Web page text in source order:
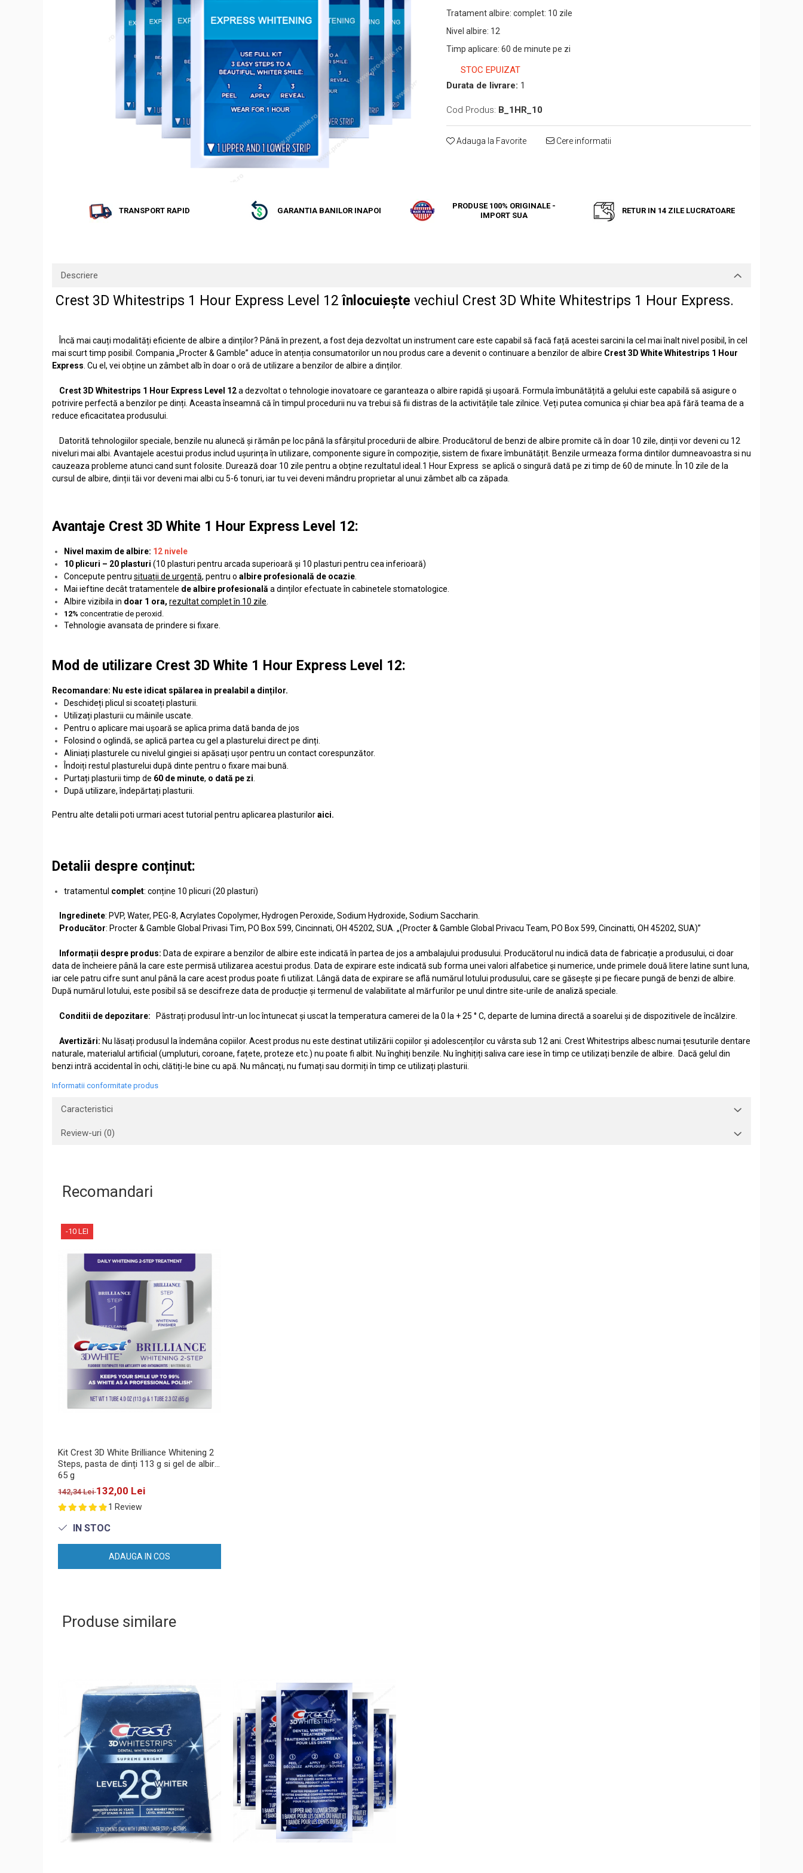
Tratament albire: complet: 10 zile
Nivel albire: 12
Timp aplicare: 60 de minute pe zi
STOC EPUIZAT
Durata de livrare: 1
Cod Produs: B_1HR_10
Adauga la Favorite Cere informatii
TRANSPORT RAPID GARANTIA BANILOR INAPOI
PRODUSE 100% ORIGINALE -
IMPORT SUA
RETUR IN 14 ZILE LUCRATOARE
Descriere
Crest 3D Whitestrips 1 Hour Express Level 12înlocuiește vechiul Crest 3D White Whitestrips 1 Hour Express.
Încă mai cauți modalități eficiente de albire a dinților? Până în prezent, a fost deja dezvoltat un instrument care este capabil să facă față acestei sarcini la cel mai înalt nivel posibil, în cel
mai scurt timp posibil. Compania „Procter & Gamble” aduce în atenția consumatorilor un nou produs care a devenit o continuare a benzilor de albire Crest 3D White Whitestrips 1 Hour
Express. Cu el, vei obține un zâmbet alb în doar o oră de utilizare a benzilor de albire a dinților.
Crest 3D Whitestrips 1 Hour Express Level 12a dezvoltat o tehnologie inovatoare ce garanteaza o albire rapidă și ușoară. Formula îmbunătățită a gelului este capabilă să asigure o
potrivire perfectă a benzilor pe dinți. Aceasta înseamnă că în timpul procedurii nu va trebui să fii distras de la activitățile tale zilnice. Veți putea comunica și chiar bea apă fără teama de a
reduce eficacitatea produsului.
Datorită tehnologiilor speciale, benzile nu alunecă și rămân pe loc până la sfârșitul procedurii de albire. Producătorul de benzi de albire promite că în doar 10 zile, dinții vor deveni cu 12
niveluri mai albi. Avantajele acestui produs includ ușurința în utilizare, componente sigure în compoziție, sistem de fixare îmbunătățit. Benzile urmeaza forma dintilor dumneavoastra si nu
cauzeaza probleme atunci cand sunt folosite. Durează doar 10 zile pentru a obține rezultatul ideal.1 Hour Express se aplică o singură dată pe zi timp de 60 de minute. În 10 zile de la
cursul de albire, dinții tăi vor deveni mai albi cu 5-6 tonuri, iar tu vei deveni mândru proprietar al unui zâmbet alb ca zăpada.
Avantaje Crest 3D White 1 Hour Express Level 12:
Nivel maxim de albire: 12 nivele
10 plicuri – 20 plasturi (10 plasturi pentru arcada superioară și 10 plasturi pentru cea inferioară)
Concepute pentru situații de urgență, pentru o albire profesională de ocazie.
Mai ieftine decât tratamentele de albire profesională a dinților efectuate în cabinetele stomatologice.
Albire vizibila in doar 1 ora, rezultat complet în 10 zile.
12% concentratie de peroxid.
Tehnologie avansata de prindere si fixare.
Mod de utilizare Crest 3D White 1 Hour Express Level 12:
Recomandare: Nu este idicat spălarea in prealabil a dinților.
Deschideți plicul si scoateți plasturii.
Utilizați plasturii cu mâinile uscate.
Pentru o aplicare mai ușoară se aplica prima dată banda de jos
Folosind o oglindă, se aplică partea cu gel a plasturelui direct pe dinți.
Aliniați plasturele cu nivelul gingiei si apăsați ușor pentru un contact corespunzător.
Îndoiți restul plasturelui după dinte pentru o fixare mai bună.
Purtați plasturii timp de 60 de minute, o dată pe zi.
După utilizare, îndepărtați plasturii.
Pentru alte detalii poti urmari acest tutorial pentru aplicarea plasturiloraici.
Detalii despre conținut:
tratamentul complet: conține 10 plicuri (20 plasturi)
Ingredinete: PVP, Water, PEG-8, Acrylates Copolymer, Hydrogen Peroxide, Sodium Hydroxide, Sodium Saccharin.
Producător: Procter & Gamble Global Privasi Tim, PO Box 599, Cincinnati, OH 45202, SUA. „(Procter & Gamble Global Privacu Team, PO Box 599, Cincinatti, OH 45202, SUA)”
Informații despre produs: Data de expirare a benzilor de albire este indicată în partea de jos a ambalajului produsului. Producătorul nu indică data de fabricație a produsului, ci doar
data de încheiere până la care este permisă utilizarea acestui produs. Data de expirare este indicată sub forma unei valori alfabetice și numerice, unde primele două litere latine sunt luna,
iar cele patru cifre sunt anul până la care acest produs poate fi utilizat. Lângă data de expirare se află numărul lotului produsului, care se găsește și pe fiecare pungă de benzi de albire.
După numărul lotului, este posibil să se descifreze data de producție și termenul de valabilitate al mărfurilor pe unul dintre site-urile de analiză speciale.
Conditii de depozitare: Păstrați produsul într-un loc întunecat și uscat la temperatura camerei de la 0 la + 25 ° C, departe de lumina directă a soarelui și de dispozitivele de încălzire.
Avertizări: Nu lăsați produsul la îndemâna copiilor. Acest produs nu este destinat utilizării copiilor și adolescenților cu vârsta sub 12 ani. Crest Whitestrips albesc numai țesuturile dentare
naturale, materialul artificial (umpluturi, coroane, fațete, proteze etc.) nu poate fi albit. Nu înghiți benzile. Nu înghițiți saliva care iese în timp ce utilizați benzile de albire. Dacă gelul din
benzi intră accidental în ochi, clătiți-le bine cu apă. Nu mâncați, nu fumați sau dormiți în timp ce utilizați plasturii.
Informatii conformitate produs
Caracteristici
Review-uri (0)
Recomandari
-10 LEI
Kit Crest 3D White Brilliance Whitening 2
Steps, pasta de dinți 113 g si gel de albire
65 g
142,34 Lei132,00 Lei
1 Review
IN STOC
ADAUGA IN COS
Produse similare